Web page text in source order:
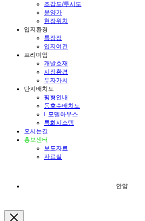
조감도/투시도
분양가
현장위치
입지환경
특장점
입지여건
프리미엄
개발호재
시장환경
투자가치
단지배치도
평형안내
동호수배치도
E모델하우스
특화시스템
오시는길
홍보센터
보도자료
자료실
안양